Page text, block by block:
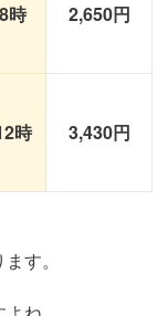
時
2,650円
時
3,430円
す。